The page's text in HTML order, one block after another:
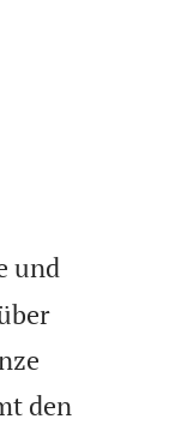
und
den